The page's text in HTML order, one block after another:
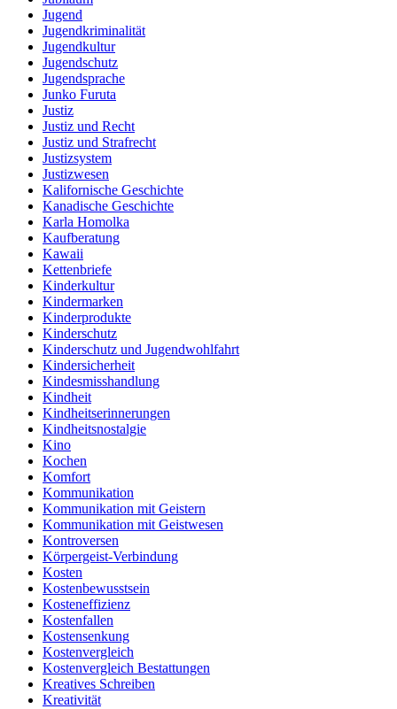
Jugend
Jugendkriminalität
Jugendkultur
Jugendschutz
Jugendsprache
Junko Furuta
Justiz
Justiz und Recht
Justiz und Strafrecht
Justizsystem
Justizwesen
Kalifornische Geschichte
Kanadische Geschichte
Karla Homolka
Kaufberatung
Kawaii
Kettenbriefe
Kinderkultur
Kindermarken
Kinderprodukte
Kinderschutz
Kinderschutz und Jugendwohlfahrt
Kindersicherheit
Kindesmisshandlung
Kindheit
Kindheitserinnerungen
Kindheitsnostalgie
Kino
Kochen
Komfort
Kommunikation
Kommunikation mit Geistern
Kommunikation mit Geistwesen
Kontroversen
Körpergeist-Verbindung
Kosten
Kostenbewusstsein
Kosteneffizienz
Kostenfallen
Kostensenkung
Kostenvergleich
Kostenvergleich Bestattungen
Kreatives Schreiben
Kreativität